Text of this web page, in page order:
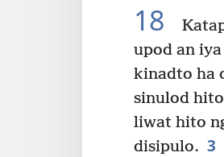
18
upod an
kinadto ha
sinulod
liwat hito
disipulo. 3